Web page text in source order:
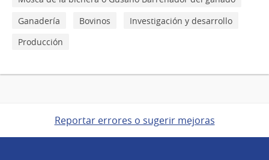
Ganadería
Bovinos
Investigación y desarrollo
Producción
Reportar errores o sugerir mejoras